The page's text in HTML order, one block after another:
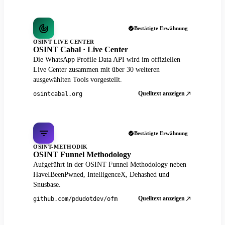
Bestätigte Erwähnung
OSINT LIVE CENTER
OSINT Cabal · Live Center
Die WhatsApp Profile Data API wird im offiziellen
Live Center zusammen mit über 30 weiteren
ausgewählten Tools vorgestellt.
osintcabal.org Quelltext anzeigen
Bestätigte Erwähnung
OSINT-METHODIK
OSINT Funnel Methodology
Aufgeführt in der OSINT Funnel Methodology neben
HaveIBeenPwned, IntelligenceX, Dehashed und
Snusbase.
github.com/pdudotdev/ofm Quelltext anzeigen